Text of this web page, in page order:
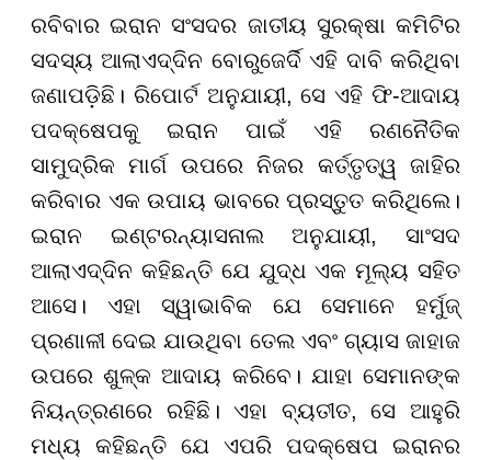
ରବିବାର ଇରାନ ସଂସଦର ଜାତୀୟ ସୁରକ୍ଷା କମିଟିର
ସଦସ୍ୟ ଆଲାଏଦ୍ଦିନ ବୋରୁଜେର୍ଦି ଏହି ଦାବି କରିଥିବା
ଜଣାପଡ଼ିଛି। ରିପୋର୍ଟ ଅନୁଯାୟୀ, ସେ ଏହି ଫି-ଆଦାୟ
ପଦକ୍ଷେପକୁ ଇରାନ ପାଇଁ ଏହି ରଣନୈତିକ
ସାମୁଦ୍ରିକ ମାର୍ଗ ଉପରେ ନିଜର କର୍ତ୍ତୃତ୍ୱ ଜାହିର
କରିବାର ଏକ ଉପାୟ ଭାବରେ ପ୍ରସ୍ତୁତ କରିଥିଲେ।
ଇରାନ ଇଣ୍ଟରନ୍ୟାସନାଲ ଅନୁଯାୟୀ, ସାଂସଦ
ଆଲାଏଦ୍ଦିନ କହିଛନ୍ତି ଯେ ଯୁଦ୍ଧ ଏକ ମୂଲ୍ୟ ସହିତ
ଆସେ। ଏହା ସ୍ୱାଭାବିକ ଯେ ସେମାନେ ହର୍ମୁଜ୍
ପ୍ରଣାଳୀ ଦେଇ ଯାଉଥିବା ତେଲ ଏବଂ ଗ୍ୟାସ ଜାହାଜ
ଉପରେ ଶୁଳ୍କ ଆଦାୟ କରିବେ। ଯାହା ସେମାନଙ୍କ
ନିୟନ୍ତ୍ରଣରେ ରହିଛି। ଏହା ବ୍ୟତୀତ, ସେ ଆହୁରି
ମଧ୍ୟ କହିଛନ୍ତି ଯେ ଏପରି ପଦକ୍ଷେପ ଇରାନର